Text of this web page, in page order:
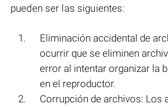
pueden ser las siguientes:
Eliminación accidental de
ocurrir que se eliminen
error al intentar organizar la
en el reproductor.
Corrupción de archivos: Los